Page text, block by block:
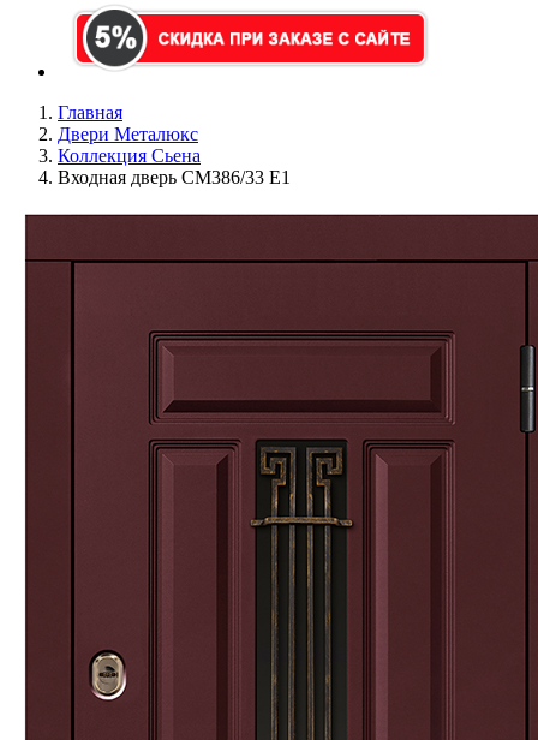
Главная
Двери Металюкс
Коллекция Сьена
Входная дверь СМ386/33 Е1